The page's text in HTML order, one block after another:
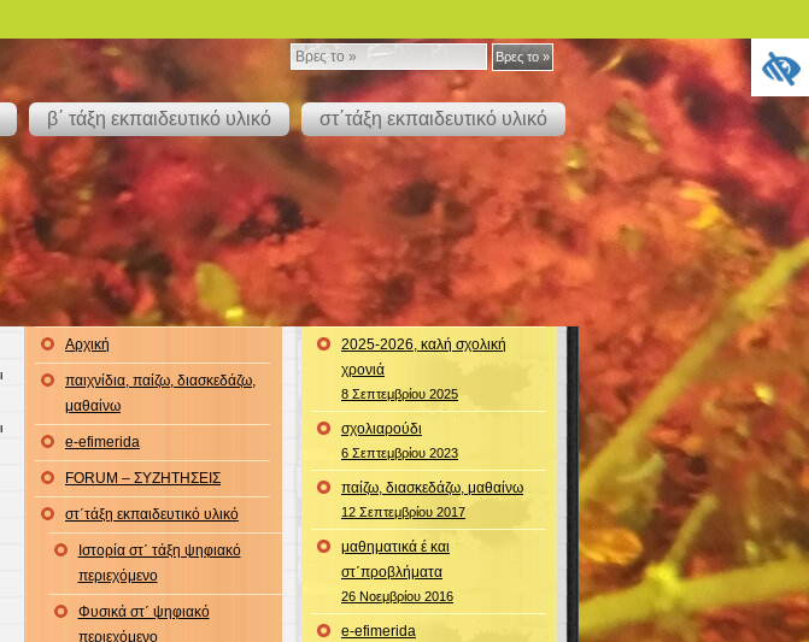
Βρες
»
Βρες το »
β΄ τάξη εκπαιδευτικό υλικό στ΄τάξη εκπαιδευτικό υλικό
Αρχική
παιχνίδια, παίζω, διασκεδάζω,
μαθαίνω
e-efimerida
FORUM – ΣΥΖΗΤΗΣΕΙΣ
στ΄τάξη εκπαιδευτικό υλικό
Ιστορία στ΄ τάξη ψηφιακό
περιεχόμενο
Φυσικά στ΄ ψηφιακό
περιεχόμενο
2025-2026, καλή σχολική
χρονιά
8 Σεπτεμβρίου 2025
σχολιαρούδι
6 Σεπτεμβρίου 2023
παίζω, διασκεδάζω, μαθαίνω
12 Σεπτεμβρίου 2017
μαθηματικά έ και
στ΄προβλήματα
26 Νοεμβρίου 2016
e-efimerida